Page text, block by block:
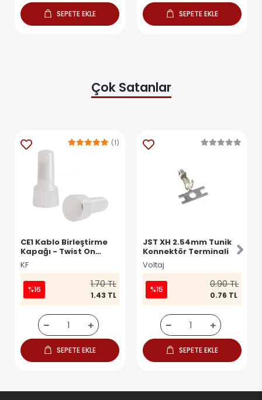
SEPETE EKLE SEPETE EKLE
Çok Satanlar
CE1 Kablo Birleştirme
Kapağı - Twist On
Konnektör
KF
(1)
%16 1.70 TL
1.43 TL
SEPETE EKLE
JST XH 2.54mm Tunik
Konnektör Terminali
Voltaj
%15 0.90 TL
0.76 TL
SEPETE EKLE